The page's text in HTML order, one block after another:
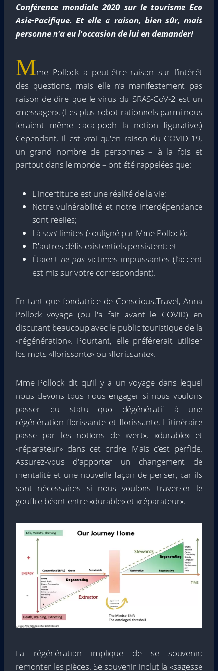
Conférence mondiale 2020 sur le tourisme Eco
Asie-Pacifique. Et elle a raison, bien sûr, mais
personne n'a eu l'occasion de lui en demander!
Mme Pollock a peut-être raison sur l’intérêt
des questions, mais elle n’a manifestement pas
raison de dire que le virus du SRAS-CoV-2 est un
«messager». (Les plus robot-rationnels parmi nous
feraient même caca-pooh la notion figurative.)
Cependant, il est vrai qu'en raison du COVID-19,
un grand nombre de personnes – à la fois et
partout dans le monde – ont été rappelées que:
L'incertitude est une réalité de la vie;
Notre vulnérabilité et notre interdépendance
sont réelles;
Là sontlimites (souligné par Mme Pollock);
D'autres défis existentiels persistent; et
Étaient ne pas victimes impuissantes (l’accent
est mis sur votre correspondant).
En tant que fondatrice de Conscious.Travel, Anna
Pollock voyage (ou l'a fait avant le COVID) en
discutant beaucoup avec le public touristique de la
«régénération». Pourtant, elle préférerait utiliser
les mots «florissante» ou «florissante».
Mme Pollock dit qu'il y a un voyage dans lequel
nous devons tous nous engager si nous voulons
passer du statu quo dégénératif à une
régénération florissante et florissante. L'itinéraire
passe par les notions de «vert», «durable» et
«réparateur» dans cet ordre. Mais c’est perfide.
Assurez-vous d'apporter un changement de
mentalité et une nouvelle façon de penser, car ils
sont nécessaires si nous voulons traverser le
gouffre béant entre «durable» et «réparateur».
La régénération implique de se souvenir;
remonter les pièces. Se souvenir inclut la «sagesse